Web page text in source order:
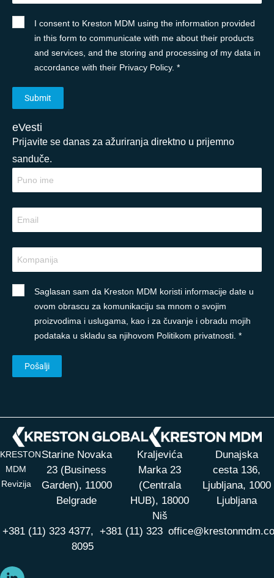
I consent to Kreston MDM using the information provided
in this form to communicate with me about their products
and services, and the storing and processing of my data in
accordance with their Privacy Policy. *
eVesti
Prijavite se danas za ažuriranja direktno u prijemno
sanduče.
Saglasan sam da Kreston MDM koristi informacije date u
ovom obrascu za komunikaciju sa mnom o svojim
proizvodima i uslugama, kao i za čuvanje i obradu mojih
podataka u skladu sa njihovom Politikom privatnosti. *
KRESTON
MDM
Revizija
Starine Novaka
23 (Business
Garden), 11000
Belgrade
Kraljevića
Marka 23
(Centrala
HUB), 18000
Niš
Dunajska
cesta 136,
Ljubljana, 1000
Ljubljana
+381 (11) 323 4377,+381 (11) 323
8095